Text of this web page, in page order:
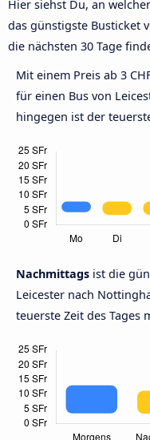
Hier siehst Du, an
das günstigste Busticket
die nächsten 30 Tage
Mit einem Preis ab 3
für einen Bus von
hingegen ist der
Nachmittags ist die
Leicester nach
teuerste Zeit des Tages